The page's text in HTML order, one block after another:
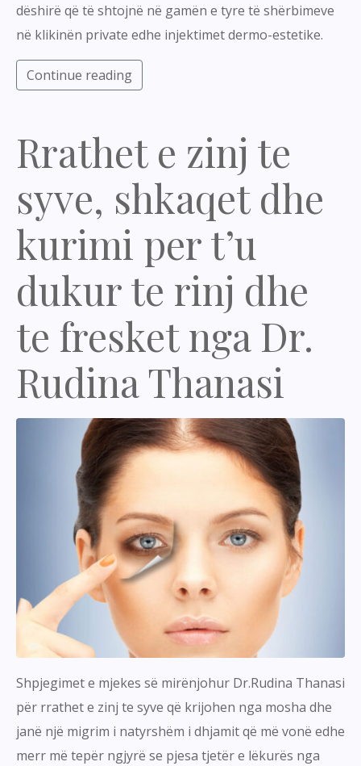
dëshirë që të shtojnë në gamën e tyre të shërbimeve
në klikinën private edhe injektimet dermo-estetike.
Continue reading
Rrathet e zinj te
syve, shkaqet dhe
kurimi per t’u
dukur te rinj dhe
te fresket nga Dr.
Rudina Thanasi
Shpjegimet e mjekes së mirënjohur Dr.Rudina Thanasi
për rrathet e zinj te syve që krijohen nga mosha dhe
janë një migrim i natyrshëm i dhjamit që më vonë edhe
merr më tepër ngjyrë se pjesa tjetër e lëkurës nga